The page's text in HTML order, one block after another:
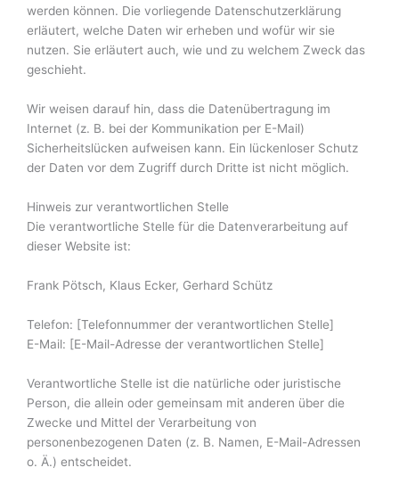
werden können. Die vorliegende Datenschutzerklärung
erläutert, welche Daten wir erheben und wofür wir sie
nutzen. Sie erläutert auch, wie und zu welchem Zweck das
geschieht.
Wir weisen darauf hin, dass die Datenübertragung im
Internet (z. B. bei der Kommunikation per E-Mail)
Sicherheitslücken aufweisen kann. Ein lückenloser Schutz
der Daten vor dem Zugriff durch Dritte ist nicht möglich.
Hinweis zur verantwortlichen Stelle
Die verantwortliche Stelle für die Datenverarbeitung auf
dieser Website ist:
Frank Pötsch, Klaus Ecker, Gerhard Schütz
Telefon: [Telefonnummer der verantwortlichen Stelle]
E-Mail: [E-Mail-Adresse der verantwortlichen Stelle]
Verantwortliche Stelle ist die natürliche oder juristische
Person, die allein oder gemeinsam mit anderen über die
Zwecke und Mittel der Verarbeitung von
personenbezogenen Daten (z. B. Namen, E-Mail-Adressen
o. Ä.) entscheidet.